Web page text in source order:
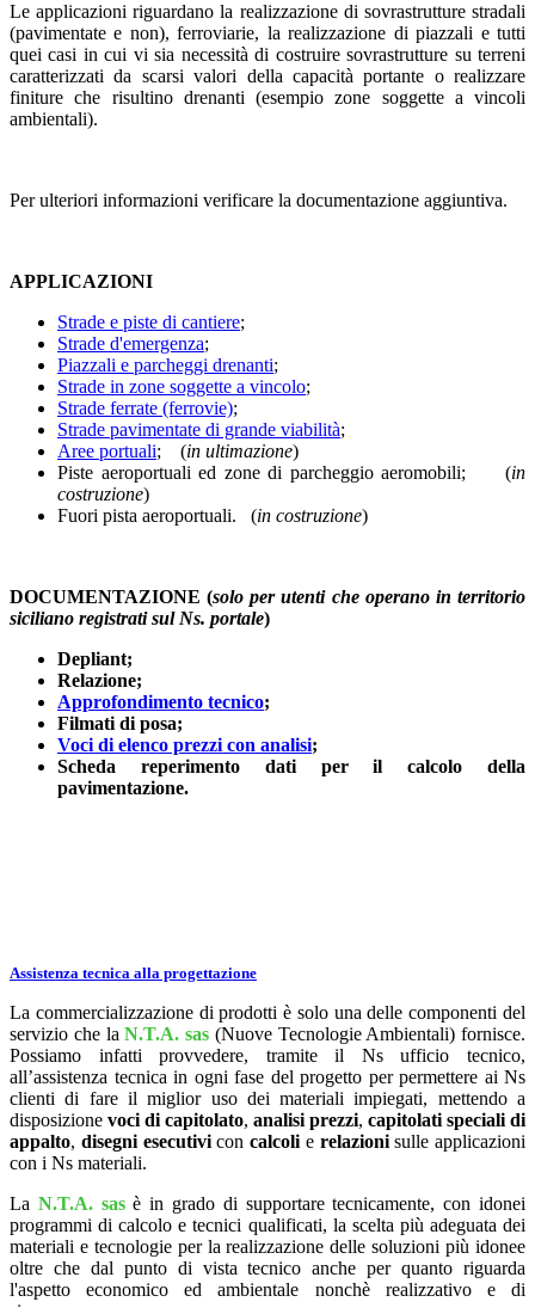
Le applicazioni riguardano la realizzazione di sovrastrutture stradali
(pavimentate e non), ferroviarie, la realizzazione di piazzali e tutti
quei casi in cui vi sia necessità di costruire sovrastrutture su terreni
caratterizzati da scarsi valori della capacità portante o realizzare
finiture che risultino drenanti (esempio zone soggette a vincoli
ambientali).
Per ulteriori informazioni verificare la documentazione aggiuntiva.
APPLICAZIONI
Strade e piste di cantiere;
Strade d'emergenza;
Piazzali e parcheggi drenanti;
Strade in zone soggette a vincolo;
Strade ferrate (ferrovie);
Strade pavimentate di grande viabilità;
Aree portuali; (in ultimazione)
Piste aeroportuali ed zone di parcheggio aeromobili; (in
costruzione)
Fuori pista aeroportuali. (in costruzione)
DOCUMENTAZIONE (solo per utenti che operano in territorio
siciliano registrati sul Ns. portale)
Depliant;
Relazione;
Approfondimento tecnico;
Filmati di posa;
Voci di elenco prezzi con analisi;
Scheda reperimento dati per il calcolo della
pavimentazione.
Assistenza tecnica alla progettazione
La commercializzazione di prodotti è solo una delle componenti del
servizio che laN.T.A. sas (Nuove Tecnologie Ambientali) fornisce.
Possiamo infatti provvedere, tramite il Ns ufficio tecnico,
all’assistenza tecnica in ogni fase del progetto per permettere ai Ns
clienti di fare il miglior uso dei materiali impiegati, mettendo a
disposizione voci di capitolato, analisi prezzi, capitolati speciali di
appalto, disegni esecutivicon calcoli e relazionisulle applicazioni
con i Ns materiali.
La N.T.A. sasè in grado di supportare tecnicamente, con idonei
programmi di calcolo e tecnici qualificati, la scelta più adeguata dei
materiali e tecnologie per la realizzazione delle soluzioni più idonee
oltre che dal punto di vista tecnico anche per quanto riguarda
l'aspetto economico ed ambientale nonchè realizzativo e di